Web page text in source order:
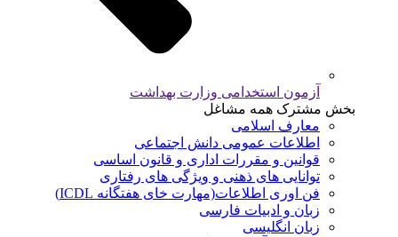
آزمون استخدامی وزارت بهداشت
بخش مشترک همه مشاغل
معارف اسلامی
اطلاعات عمومی دانش اجتماعی
قوانین و مقررات اداری و قانون اساسی
توانایی های ذهنی و ویژگی های رفتاری
فن اوری اطلاعات(مهارت خای هفتگانه ICDL)
زبان و ادبیات فارسی
زبان انگلیسی